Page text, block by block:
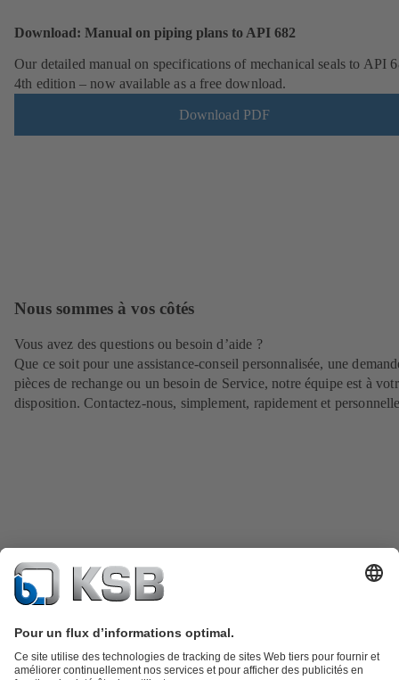
Download: Manual on piping plans to API 682
Our detailed manual on specifications of mechanical seals to API
4th edition – now available as a free download.
Download PDF
Nous sommes à vos côtés
Vous avez des questions ou besoin d’aide ?
Que ce soit pour une assistance-conseil personnalisée, une
pièces de rechange ou un besoin de Service, notre équipe est à
disposition. Contactez-nous, simplement, rapidement et